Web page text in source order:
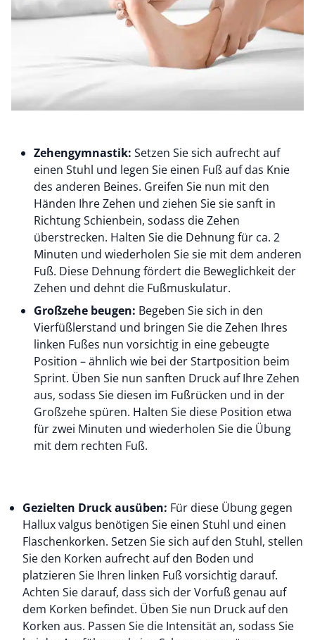
Zehengymnastik: Setzen Sie sich aufrecht auf
einen Stuhl und legen Sie einen Fuß auf das Knie
des anderen Beines. Greifen Sie nun mit den
Händen Ihre Zehen und ziehen Sie sie sanft in
Richtung Schienbein, sodass die Zehen
überstrecken. Halten Sie die Dehnung für ca. 2
Minuten und wiederholen Sie sie mit dem anderen
Fuß. Diese Dehnung fördert die Beweglichkeit der
Zehen und dehnt die Fußmuskulatur.
Großzehe beugen: Begeben Sie sich in den
Vierfüßlerstand und bringen Sie die Zehen Ihres
linken Fußes nun vorsichtig in eine gebeugte
Position – ähnlich wie bei der Startposition beim
Sprint. Üben Sie nun sanften Druck auf Ihre Zehen
aus, sodass Sie diesen im Fußrücken und in der
Großzehe spüren. Halten Sie diese Position etwa
für zwei Minuten und wiederholen Sie die Übung
mit dem rechten Fuß.
Gezielten Druck ausüben: Für diese Übung gegen
Hallux valgus benötigen Sie einen Stuhl und einen
Flaschenkorken. Setzen Sie sich auf den Stuhl, stellen
Sie den Korken aufrecht auf den Boden und
platzieren Sie Ihren linken Fuß vorsichtig darauf.
Achten Sie darauf, dass sich der Vorfuß genau auf
dem Korken befindet. Üben Sie nun Druck auf den
Korken aus. Passen Sie die Intensität an, sodass Sie